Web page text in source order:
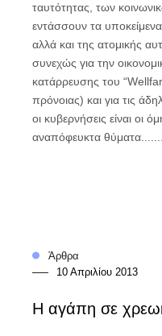
ταυτότητας, των
εντάσσουν τα
αλλά και της ατομικής
συνεχώς για την
κατάρρευσης του
πρόνοιας) και για τις
οι κυβερνήσεις είναι οι
αναπόφευκτα θύματα.......
Άρθρα
10 Απριλίου 2013
Η αγάπη σε